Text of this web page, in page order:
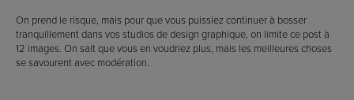
On prend le risque, mais pour que vous puissiez continuer à bosser
tranquillement dans vos studios de design graphique, on limite ce post à
12 images. On sait que vous en voudriez plus, mais les meilleures choses
se savourent avec modération.